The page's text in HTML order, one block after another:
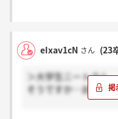
eIxav1cN さん (23
＞大学生ニートさん
そうですか…お互い